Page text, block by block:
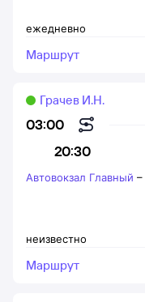
ежедневно
Маршрут
03:00
20:30
Грачев И.Н.
неизвестно
Автовокзал Главный –
Маршрут